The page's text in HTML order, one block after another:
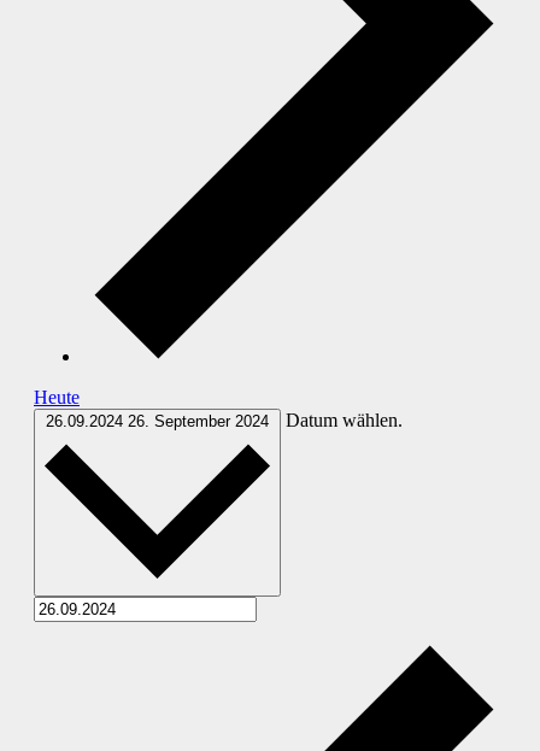
Heute
26.09.2024 26. September 2024 Datum wählen.